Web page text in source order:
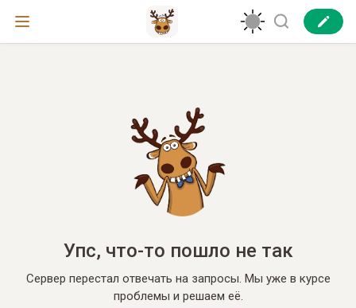
Упс, что-то пошло не так
Сервер перестал отвечать на запросы. Мы уже в курсе
проблемы и решаем её.